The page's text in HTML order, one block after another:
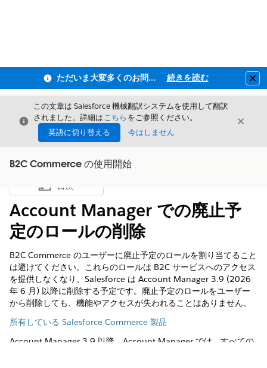
ただいま大変多くのお問い合わせをいただいており、ご連絡までにお時間を頂戴しております 続きを読む
閉じる
この文章は Salesforce 機械翻訳システムを使用して翻訳
されました。詳細はこちら をご参照ください。
英語に切り替える
今はしません
閉じる
B2C Commerce の使用開始
目次を表示
目次
Account Manager での廃止予
定のロールの削除
B2C Commerce のユーザーに廃止予定のロールを割り当てること
は避けてください。これらのロールは B2C サービスへのアクセス
を提供しなくなり、Salesforce は Account Manager 3.9 (2026
年 6 月) 以降に削除する予定です。廃止予定のロールをユーザー
から削除しても、機能やアクセスが失われることはありません。
所有している Salesforce Commerce 製品
Account Manager 3.9 以降、Account Manager では、すべての